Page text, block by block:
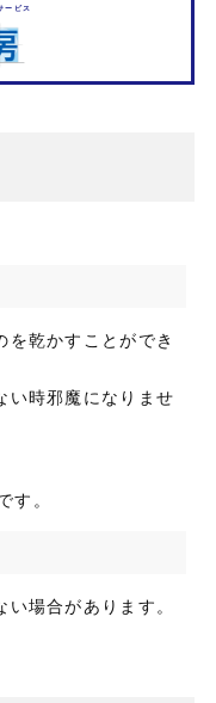
ービス
を乾かすことができ
い時邪魔になりませ
す。
場合があります。